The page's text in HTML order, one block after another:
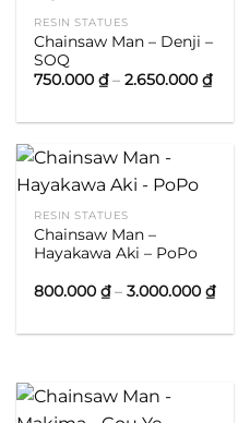
RESIN STATUES
Chainsaw Man – Denji –
SOQ
750.000₫ – 2.650.000₫
giá:
RESIN STATUES
Chainsaw Man –
Hayakawa Aki – PoPo
800.000₫ – 3.000.000₫
giá: